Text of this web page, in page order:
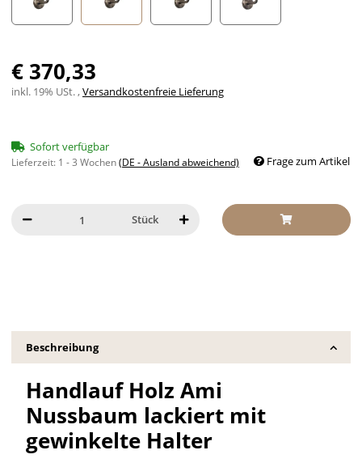
€ 370,33
inkl. 19% USt. ,Versandkostenfreie Lieferung
Sofort verfügbar
Lieferzeit: 1 - 3 Wochen(DE - Ausland abweichend) Frage zum Artikel
Stück
Beschreibung
Handlauf Holz Ami
Nussbaum lackiert mit
gewinkelte Halter